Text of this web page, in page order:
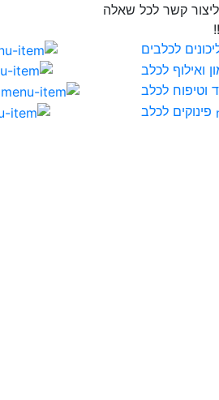
קשר לכל שאלה
לכלבים
ואילוף לכלב
וטיפוח לכלב
פינוקים לכלב